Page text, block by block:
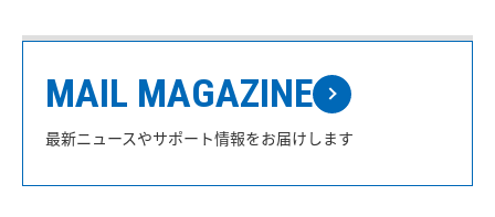
MAIL MAGAZINE
最新ニュースやサポート情報をお届けします